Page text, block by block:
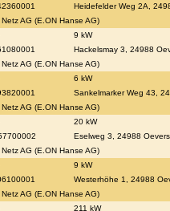
Heidefelder Weg 2A,
AG (E.ON Hanse AG)
9 kW
Hackelsmay 3, 24988
AG (E.ON Hanse AG)
6 kW
Sankelmarker Weg 43,
AG (E.ON Hanse AG)
20 kW
Eselweg 3, 24988
AG (E.ON Hanse AG)
9 kW
Westerhöhe 1, 24988
AG (E.ON Hanse AG)
211 kW